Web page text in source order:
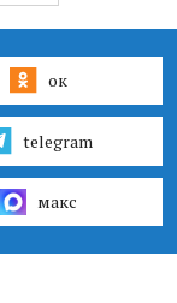
ок
telegram
макс